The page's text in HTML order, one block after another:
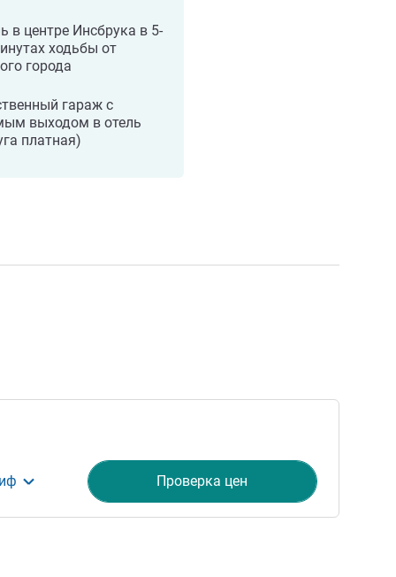
в центре Инсбрука в 5-
ходьбы от
города
гараж с
выходом в отель
платная)
Проверка цен